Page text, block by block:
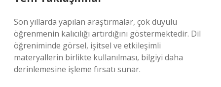
Son yıllarda yapılan araştırmalar, çok duyulu
öğrenmenin kalıcılığı artırdığını göstermektedir. Dil
öğreniminde görsel, işitsel ve etkileşimli
materyallerin birlikte kullanılması, bilgiyi daha
derinlemesine işleme fırsatı sunar.